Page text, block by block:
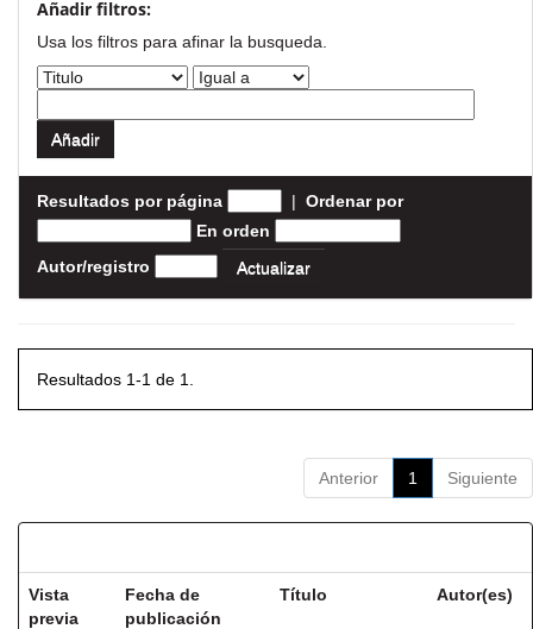
Añadir filtros:
Usa los filtros para afinar la busqueda.
Resultados por página | Ordenar por
En orden
Autor/registro
Resultados 1-1 de 1.
Anterior 1 Siguiente
Vista
previa
Fecha de
publicación
Título Autor(es)